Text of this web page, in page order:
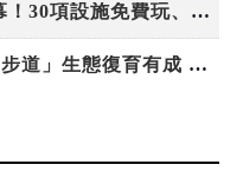
高雄最大親子遊樂園8/8開幕！30項設施免費玩、YOYO家族嗨翻暑假
虎頭埤森林秘境！「枯樹籬步道」生態復育有成 走進大自然生命教室